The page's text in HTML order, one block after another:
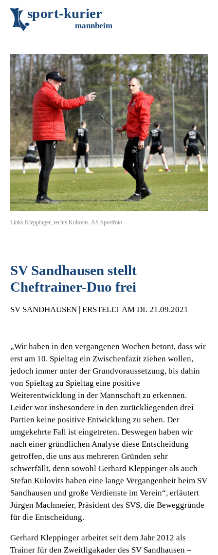
sport-kurier
mannheim
Links Kleppinger, rechts Kulovits. AS Sportfoto
SV Sandhausen stellt
Cheftrainer-Duo frei
SV SANDHAUSEN | ERSTELLT AM DI. 21.09.2021
„Wir haben in den vergangenen Wochen betont, dass wir
erst am 10. Spieltag ein Zwischenfazit ziehen wollen,
jedoch immer unter der Grundvoraussetzung, bis dahin
von Spieltag zu Spieltag eine positive
Weiterentwicklung in der Mannschaft zu erkennen.
Leider war insbesondere in den zurückliegenden drei
Partien keine positive Entwicklung zu sehen. Der
umgekehrte Fall ist eingetreten. Deswegen haben wir
nach einer gründlichen Analyse diese Entscheidung
getroffen, die uns aus mehreren Gründen sehr
schwerfällt, denn sowohl Gerhard Kleppinger als auch
Stefan Kulovits haben eine lange Vergangenheit beim SV
Sandhausen und große Verdienste im Verein“, erläutert
Jürgen Machmeier, Präsident des SVS, die Beweggründe
für die Entscheidung.
Gerhard Kleppinger arbeitet seit dem Jahr 2012 als
Trainer für den Zweitligakader des SV Sandhausen –